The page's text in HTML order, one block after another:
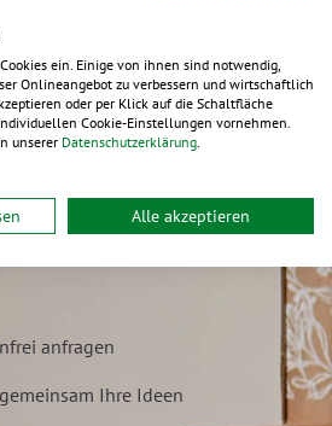
und
anfragen
Ihre Ideen
ein. Einige von ihnen sind notwendig,
Onlineangebot zu verbessern und wirtschaftlich
oder per Klick auf die Schaltfläche
Cookie-Einstellungen vornehmen.
unserer Datenschutzerklärung
Alle akzeptieren